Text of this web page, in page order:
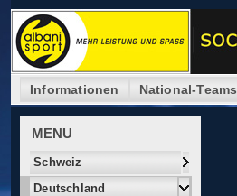
Informationen National-Teams
MENU
Schweiz
Deutschland